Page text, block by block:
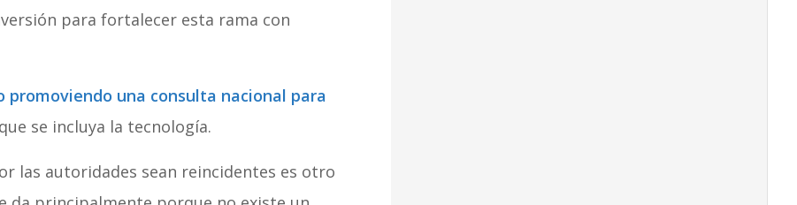
para fortalecer esta rama con
promoviendo una consulta nacional para
se incluya la tecnología.
las autoridades sean reincidentes es otro